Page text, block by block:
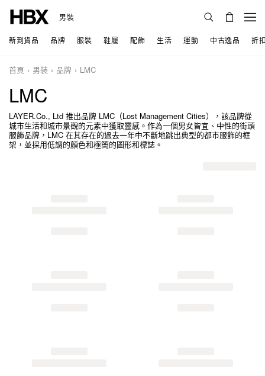
男裝
新到貨品 品牌 服裝 鞋履 配飾 生活 運動 中古逸品 折
首頁 男裝 品牌 LMC
LMC
LAYER.Co., Ltd 推出品牌 LMC（Lost Management Cities），該品牌從
城市生活和城市景觀的元素中獲取靈感。作為一個男女皆宜、中性的街頭
服飾品牌，LMC 在其存在的過去一年中不斷地跳出典型的都市服飾的框
架，並採用低調的顏色和極簡的圖形和標誌。